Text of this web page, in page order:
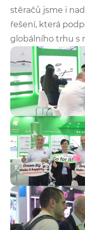
stěračů jsme i
řešení, která
globálního trhu s